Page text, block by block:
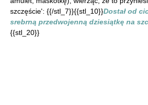
szczęście': {{/stl_7}}{{stl_10}}Dostał od
srebrną przedwojenną dziesiątkę na
{{stl_20}}